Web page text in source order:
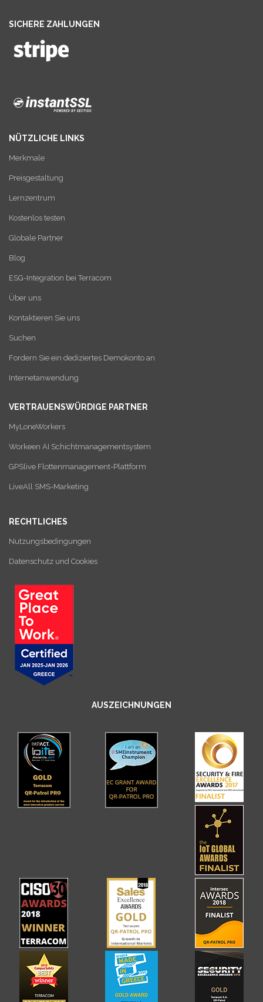
SICHERE ZAHLUNGEN
NÜTZLICHE LINKS
Merkmale
Preisgestaltung
Lernzentrum
Kostenlos testen
Globale Partner
Blog
ESG-Integration bei Terracom
Über uns
Kontaktieren Sie uns
Suchen
Fordern Sie ein dediziertes Demokonto an
Internetanwendung
VERTRAUENSWÜRDIGE PARTNER
MyLoneWorkers
Workeen AI Schichtmanagementsystem
GPSlive Flottenmanagement-Plattform
LiveAll SMS-Marketing
RECHTLICHES
Nutzungsbedingungen
Datenschutz und Cookies
AUSZEICHNUNGEN